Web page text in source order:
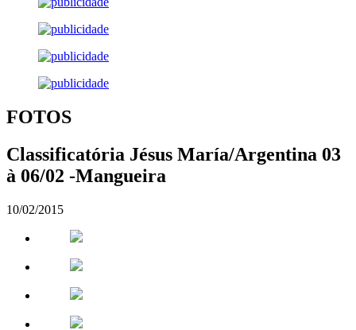
FOTOS
Classificatória Jésus María/Argentina 03
à 06/02 -Mangueira
10/02/2015